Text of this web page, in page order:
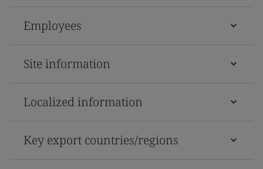
Employees
Site information
Localized information
Key export countries/regions